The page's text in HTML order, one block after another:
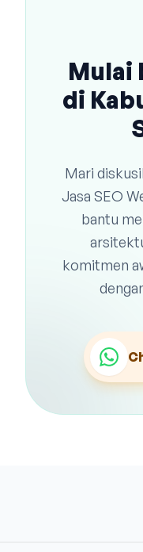
Mulai
di
Mari
Jasa SEO
bantu
komitmen